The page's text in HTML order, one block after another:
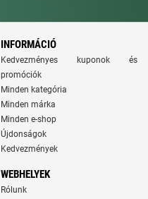
INFORMÁCIÓ
Kedvezményes kuponok és
promóciók
Minden kategória
Minden márka
Minden e-shop
Újdonságok
Kedvezmények
WEBHELYEK
Rólunk